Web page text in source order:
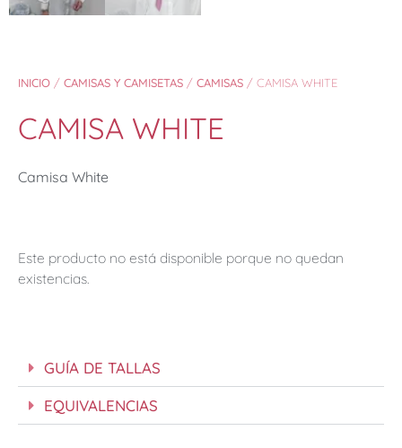
INICIO / CAMISAS Y CAMISETAS / CAMISAS / CAMISA WHITE
CAMISA WHITE
Camisa White
Este producto no está disponible porque no quedan
existencias.
GUÍA DE TALLAS
EQUIVALENCIAS